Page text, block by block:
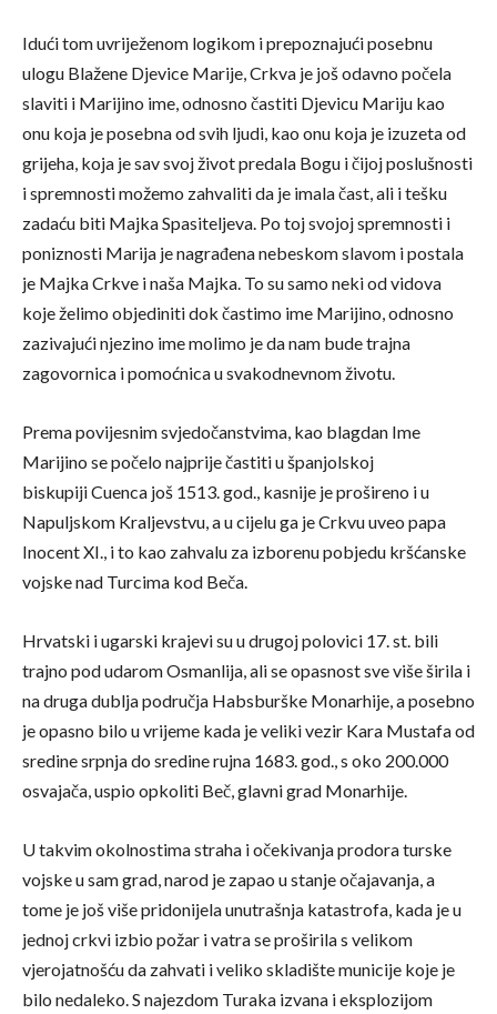
Idući tom uvriježenom logikom i prepoznajući posebnu
ulogu Blažene Djevice Marije, Crkva je još odavno počela
slaviti i Marijino ime, odnosno častiti Djevicu Mariju kao
onu koja je posebna od svih ljudi, kao onu koja je izuzeta od
grijeha, koja je sav svoj život predala Bogu i čijoj poslušnosti
i spremnosti možemo zahvaliti da je imala čast, ali i tešku
zadaću biti Majka Spasiteljeva. Po toj svojoj spremnosti i
poniznosti Marija je nagrađena nebeskom slavom i postala
je Majka Crkve i naša Majka. To su samo neki od vidova
koje želimo objediniti dok častimo ime Marijino, odnosno
zazivajući njezino ime molimo je da nam bude trajna
zagovornica i pomoćnica u svakodnevnom životu.
Prema povijesnim svjedočanstvima, kao blagdan Ime
Marijino se počelo najprije častiti u španjolskoj
biskupiji Cuenca još 1513. god., kasnije je prošireno i u
Napuljskom Kraljevstvu, a u cijelu ga je Crkvu uveo papa
Inocent XI., i to kao zahvalu za izborenu pobjedu kršćanske
vojske nad Turcima kod Beča.
Hrvatski i ugarski krajevi su u drugoj polovici 17. st. bili
trajno pod udarom Osmanlija, ali se opasnost sve više širila i
na druga dublja područja Habsburške Monarhije, a posebno
je opasno bilo u vrijeme kada je veliki vezir Kara Mustafa od
sredine srpnja do sredine rujna 1683. god., s oko 200.000
osvajača, uspio opkoliti Beč, glavni grad Monarhije.
U takvim okolnostima straha i očekivanja prodora turske
vojske u sam grad, narod je zapao u stanje očajavanja, a
tome je još više pridonijela unutrašnja katastrofa, kada je u
jednoj crkvi izbio požar i vatra se proširila s velikom
vjerojatnošću da zahvati i veliko skladište municije koje je
bilo nedaleko. S najezdom Turaka izvana i eksplozijom